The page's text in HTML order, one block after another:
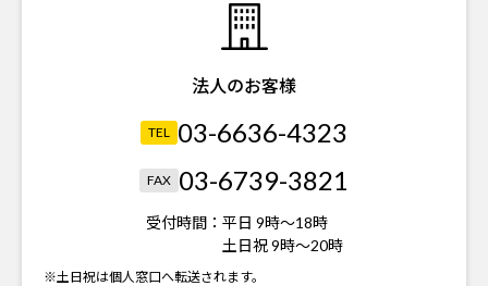
法人のお客様
TEL 03-6636-4323
FAX 03-6739-3821
受付時間： 平日 9時～18時
土日祝 9時～20時
※土日祝は個人窓口へ転送されます。